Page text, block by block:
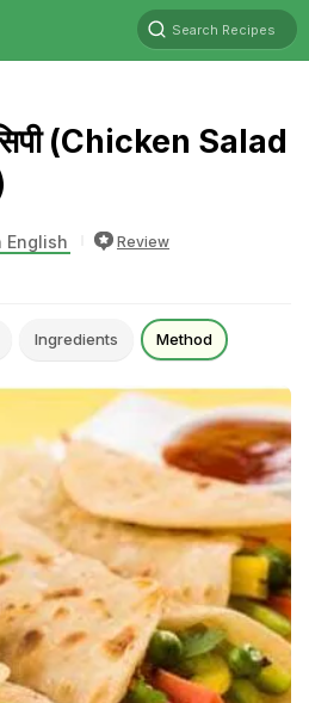
Search Recipes
(Chicken Salad
English Review
Ingredients Method